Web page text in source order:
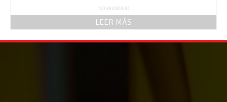
NO VALORADO
LEER MÁS